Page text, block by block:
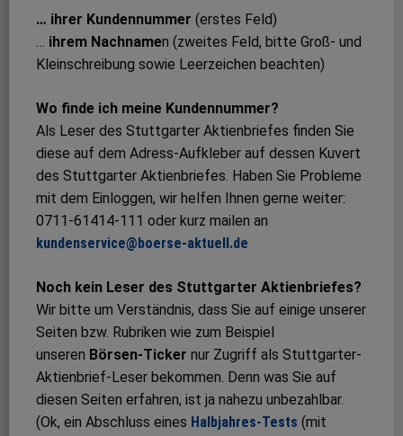
… ihrer Kundennummer (erstes Feld)
… ihrem Nachnamen (zweites Feld, bitte Groß- und
Kleinschreibung sowie Leerzeichen beachten)
Wo finde ich meine Kundennummer?
Als Leser des Stuttgarter Aktienbriefes finden Sie
diese auf dem Adress-Aufkleber auf dessen Kuvert
des Stuttgarter Aktienbriefes. Haben Sie Probleme
mit dem Einloggen, wir helfen Ihnen gerne weiter:
0711-61414-111 oder kurz mailen an
kundenservice@boerse-aktuell.de
Noch kein Leser des Stuttgarter Aktienbriefes?
Wir bitte um Verständnis, dass Sie auf einige unserer
Seiten bzw. Rubriken wie zum Beispiel
unseren Börsen-Ticker nur Zugriff als Stuttgarter-
Aktienbrief-Leser bekommen. Denn was Sie auf
diesen Seiten erfahren, ist ja nahezu unbezahlbar.
(Ok, ein Abschluss eines Halbjahres-Tests (mit